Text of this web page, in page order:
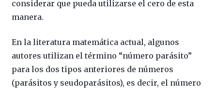
considerar que pueda utilizarse el cero de esta
manera.
En la literatura matemática actual, algunos
autores utilizan el término “número parásito”
para los dos tipos anteriores de números
(parásitos y seudoparásitos), es decir, el número